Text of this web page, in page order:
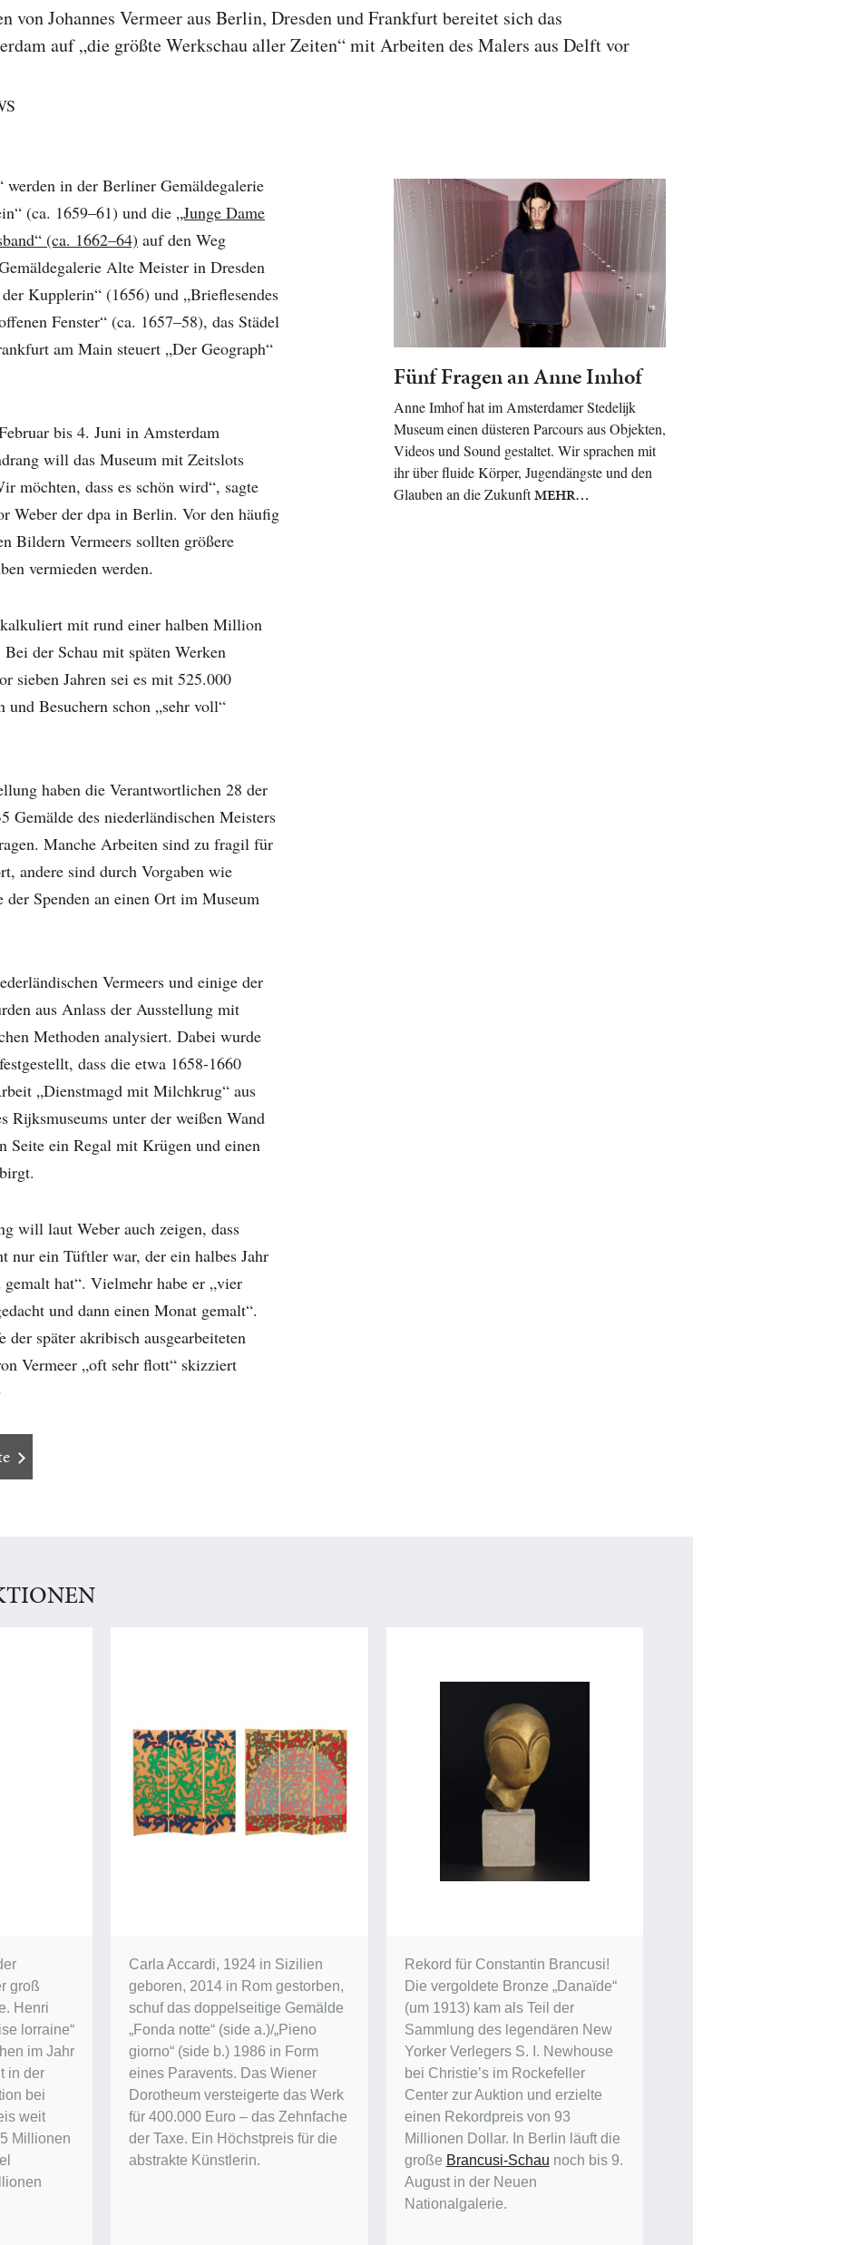
Johannes Vermeer aus Berlin, Dresden und Frankfurt bereitet sich das
auf „die größte Werkschau aller Zeiten“ mit Arbeiten des Malers aus Delft vor
werden in der Berliner Gemäldegalerie
(ca. 1659–61) und die „Junge Dame
(ca. 1662–64) auf den Weg
Alte Meister in Dresden
Kupplerin“ (1656) und „Brieflesendes
Fenster“ (ca. 1657–58), das Städel
am Main steuert „Der Geograph“
bis 4. Juni in Amsterdam
will das Museum mit Zeitslots
möchten, dass es schön wird“, sagte
Weber der dpa in Berlin. Vor den häufig
Bildern Vermeers sollten größere
vermieden werden.
mit rund einer halben Million
Bei der Schau mit späten Werken
sieben Jahren sei es mit 525.000
und Besuchern schon „sehr voll“
haben die Verantwortlichen 28 der
Gemälde des niederländischen Meisters
Manche Arbeiten sind zu fragil für
andere sind durch Vorgaben wie
der Spenden an einen Ort im Museum
Vermeers und einige der
aus Anlass der Ausstellung mit
Methoden analysiert. Dabei wurde
dass die etwa 1658-1660
„Dienstmagd mit Milchkrug“ aus
Rijksmuseums unter der weißen Wand
Seite ein Regal mit Krügen und einen
will laut Weber auch zeigen, dass
nur ein Tüftler war, der ein halbes Jahr
hat“. Vielmehr habe er „vier
und dann einen Monat gemalt“.
der später akribisch ausgearbeiteten
Vermeer „oft sehr flott“ skizziert
Fünf Fragen an Anne Imhof
Anne Imhof hat im Amsterdamer Stedelijk
Museum einen düsteren Parcours aus Objekten,
Videos und Sound gestaltet. Wir sprachen mit
ihr über fluide Körper, Jugendängste und den
Glauben an die ZukunftMEHR…
groß
Henri
lorraine“
im Jahr
in der
bei
weit
Millionen
Carla Accardi, 1924 in Sizilien
geboren, 2014 in Rom gestorben,
schuf das doppelseitige Gemälde
„Fonda notte“ (side a.)/„Pieno
giorno“ (side b.) 1986 in Form
eines Paravents. Das Wiener
Dorotheum versteigerte das Werk
für 400.000 Euro – das Zehnfache
der Taxe. Ein Höchstpreis für die
abstrakte Künstlerin.
Rekord für Constantin Brancusi!
Die vergoldete Bronze „Danaïde“
(um 1913) kam als Teil der
Sammlung des legendären New
Yorker Verlegers S. I. Newhouse
bei Christie’s im Rockefeller
Center zur Auktion und erzielte
einen Rekordpreis von 93
Millionen Dollar. In Berlin läuft die
große Brancusi-Schau noch bis 9.
August in der Neuen
Nationalgalerie.